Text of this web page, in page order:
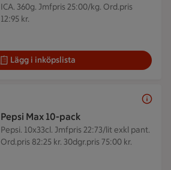
ICA. 360g. Jmfpris 25:00/kg. Ord.pris
12:95 kr.
Lägg i inköpslista
Pepsi Max 10-pack
Pepsi. 10x33cl. Jmfpris 22:73/lit exkl pant.
Ord.pris 82:25 kr. 30dgr.pris 75:00 kr.